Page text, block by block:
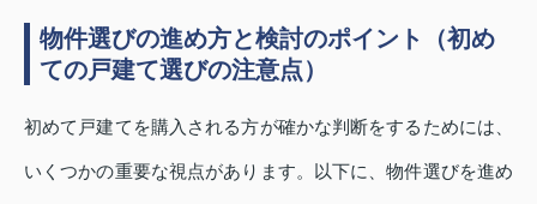
物件選びの進め方と検討のポイント（初め
ての戸建て選びの注意点）
初めて戸建てを購入される方が確かな判断をするためには、
いくつかの重要な視点があります。以下に、物件選びを進め